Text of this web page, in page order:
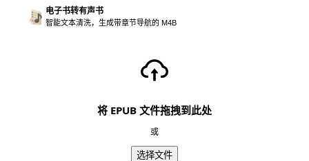
电子书转有声书
智能文本清洗，生成带章节导航的 M4B
将 EPUB 文件拖拽到此处
或
选择文件